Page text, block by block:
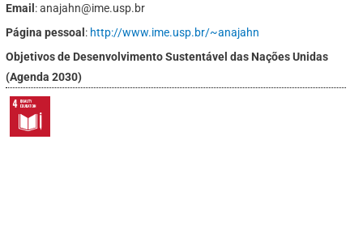
Email : anajahn@ime.usp.br
Página pessoal : http://www.ime.usp.br/~anajahn
Objetivos de Desenvolvimento Sustentável das Nações Unidas
(Agenda 2030)